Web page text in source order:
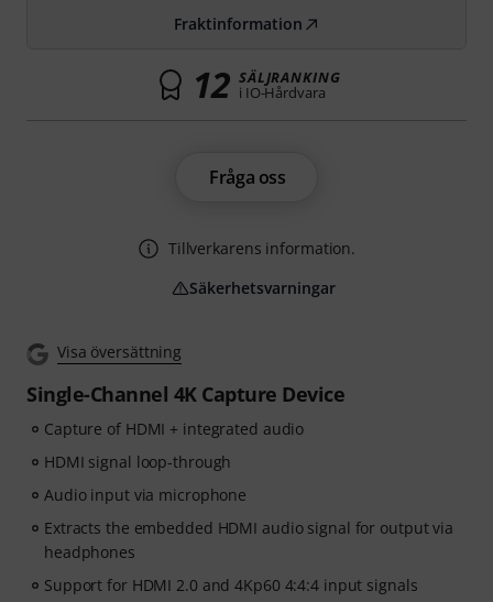
Visa översättning
Single-Channel 4K Capture Device
Capture of HDMI + integrated audio
HDMI signal loop-through
Audio input via microphone
Extracts the embedded HDMI audio signal for output via
headphones
Support for HDMI 2.0 and 4Kp60 4:4:4 input signals
Fraktinformation
12 SÄLJRANKING
i IO-Hårdvara
Fråga oss
Tillverkarens information.
Säkerhetsvarningar